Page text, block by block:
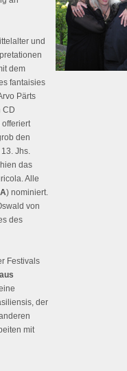
und
dem
fantaisies
Pärts
CD
offeriert
den
Jhs.
das
Alle
) nominiert.
von
des
Festivals
der
mit